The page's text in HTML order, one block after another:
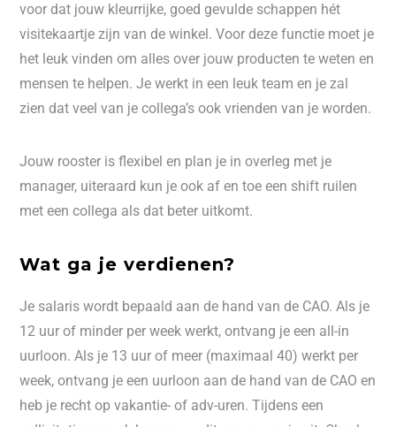
voor dat jouw kleurrijke, goed gevulde schappen hét
visitekaartje zijn van de winkel. Voor deze functie moet je
het leuk vinden om alles over jouw producten te weten en
mensen te helpen. Je werkt in een leuk team en je zal
zien dat veel van je collega’s ook vrienden van je worden.
Jouw rooster is flexibel en plan je in overleg met je
manager, uiteraard kun je ook af en toe een shift ruilen
met een collega als dat beter uitkomt.
Wat ga je verdienen?
Je salaris wordt bepaald aan de hand van de CAO. Als je
12 uur of minder per week werkt, ontvang je een all-in
uurloon. Als je 13 uur of meer (maximaal 40) werkt per
week, ontvang je een uurloon aan de hand van de CAO en
heb je recht op vakantie- of adv-uren. Tijdens een